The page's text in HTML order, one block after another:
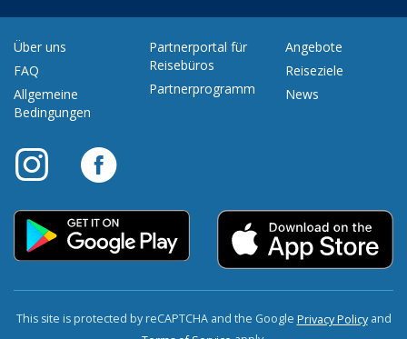
Über uns
FAQ
Allgemeine
Bedingungen
Partnerportal für
Reisebüros
Partnerprogramm
Angebote
Reiseziele
News
This site is protected by reCAPTCHA and the Google Privacy Policyand